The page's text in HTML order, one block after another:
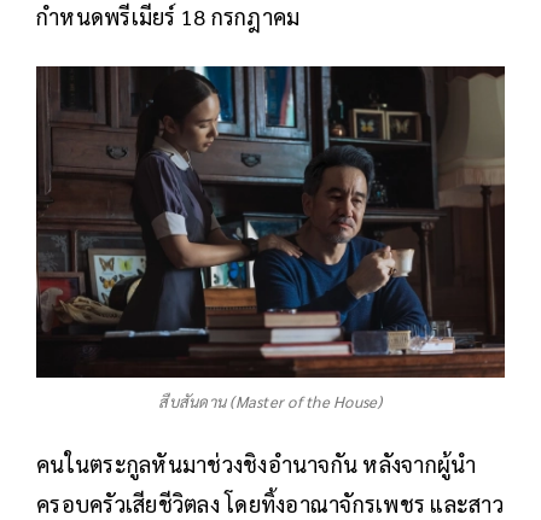
กำหนดพรีเมียร์ 18 กรกฎาคม
สืบสันดาน (Master of the House)
คนในตระกูลหันมาช่วงชิงอำนาจกัน หลังจากผู้นำ
ครอบครัวเสียชีวิตลง โดยทิ้งอาณาจักรเพชร และสาว